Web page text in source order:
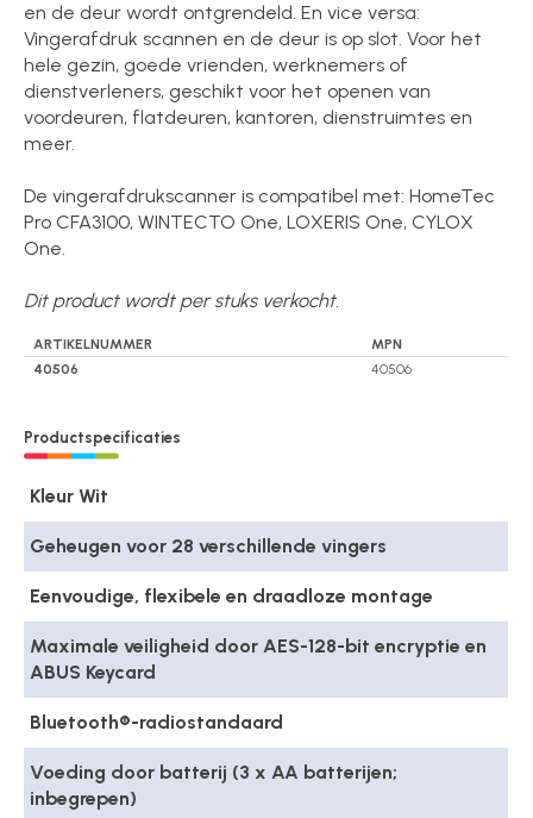
en de deur wordt ontgrendeld. En vice versa:
Vingerafdruk scannen en de deur is op slot. Voor het
hele gezin, goede vrienden, werknemers of
dienstverleners, geschikt voor het openen van
voordeuren, flatdeuren, kantoren, dienstruimtes en
meer.
De vingerafdrukscanner is compatibel met: HomeTec
Pro CFA3100, WINTECTO One, LOXERIS One, CYLOX
One.
Dit product wordt per stuks verkocht.
ARTIKELNUMMER
MPN
40506
40506
Productspecificaties
Kleur Wit
Geheugen voor 28 verschillende vingers
Eenvoudige, flexibele en draadloze montage
Maximale veiligheid door AES-128-bit encryptie en
ABUS Keycard
Bluetooth®-radiostandaard
Voeding door batterij (3 x AA batterijen;
inbegrepen)